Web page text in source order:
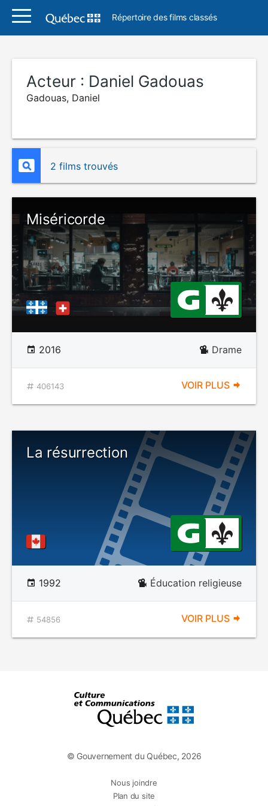
Répertoire des films classés
Acteur : Daniel Gadouas
Gadouas, Daniel
2 films trouvés
Miséricorde
2016 Drame
406143 VOIR PLUS
La résurrection
1992 Éducation religieuse
54856 VOIR PLUS
© Gouvernement du Québec, 2026
Nous joindre
Plan du site